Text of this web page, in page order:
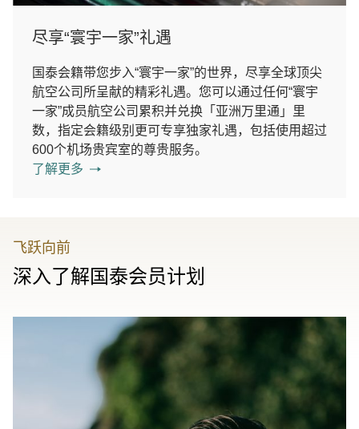
尽享“寰宇一家”礼遇
国泰会籍带您步入“寰宇一家”的世界，尽享全球顶尖
航空公司所呈献的精彩礼遇。您可以通过任何“寰宇
一家”成员航空公司累积并兑换「亚洲万里通」里
数，指定会籍级别更可专享独家礼遇，包括使用超过
600个机场贵宾室的尊贵服务。
了解更多
飞跃向前
深入了解国泰会员计划